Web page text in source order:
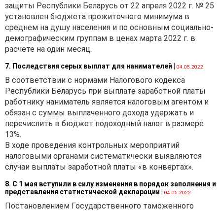
защиты Республики Беларусь от 22 апреля 2022 г. № 25
установлен бюджета прожиточного минимума в
среднем на душу населения и по основным социально-
демографическим группам в ценах марта 2022 г. в
расчете на один месяц.
7. Последствия серых выплат для нанимателей 04.05.2022
В соответствии с нормами Налогового кодекса
Республики Беларусь при выплате заработной платы
работнику наниматель является налоговым агентом и
обязан с суммы выплаченного дохода удержать и
перечислить в бюджет подоходный налог в размере
13%.
В ходе проведения контрольных мероприятий
налоговыми органами систематически выявляются
случаи выплаты заработной платы «в конвертах».
8. С 1 мая вступили в силу изменения в порядок заполнения и
представления статистической декларации
04.05.2022
Постановлением Государственного таможенного